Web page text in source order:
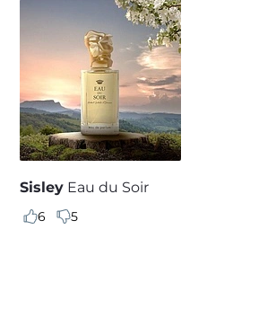
Sisley Eau du Soir
6 5